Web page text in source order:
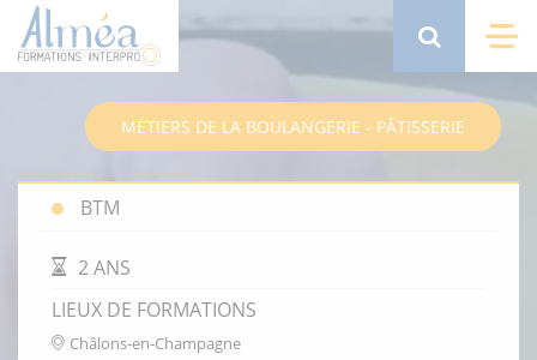
contenu
principal
Search
MÉTIERS DE LA BOULANGERIE - PÂTISSERIE
BTM
DURÉE DE LA FORMATION
2 ANS
LIEUX DE FORMATIONS
Châlons-en-Champagne